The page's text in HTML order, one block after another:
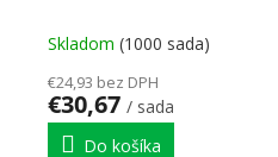
Skladom (1000 sada)
€24,93 bez DPH
€30,67 / sada
Do košíka